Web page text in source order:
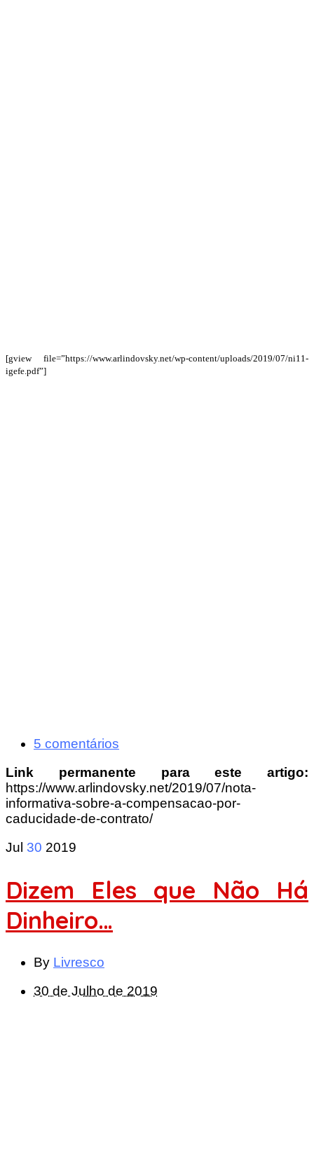
[gview file=”https://www.arlindovsky.net/wp-content/uploads/2019/07/ni11-
igefe.pdf”]
5 comentários
Link permanente para este artigo:
https://www.arlindovsky.net/2019/07/nota-
informativa-sobre-a-compensacao-por-
caducidade-de-contrato/
Jul 30 2019
Dizem Eles que Não Há
Dinheiro…
By Livresco
30 de Julho de 2019